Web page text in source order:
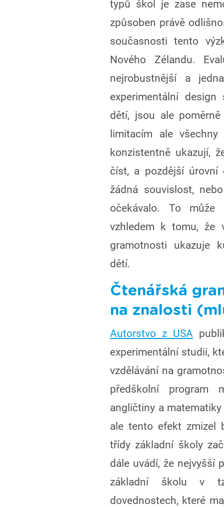
typů škol je zase
způsoben právě
současnosti tento
Nového Zélandu.
nejrobustnější a
experimentální design
dětí, jsou ale
limitacím ale
konzistentně ukazují,
číst, a pozdější úrovní
žádná souvislost,
očekávalo. To může
vzhledem k tomu, že
gramotnosti ukazuje
dětí.
Čtenářská
na znalosti
Autorstvo z USA
experimentální studii,
vzdělávání na
předškolní program
angličtiny a
ale tento efekt zmizel
třídy základní školy
dále uvádí, že nejvyšší
základní školu v
dovednostech, které